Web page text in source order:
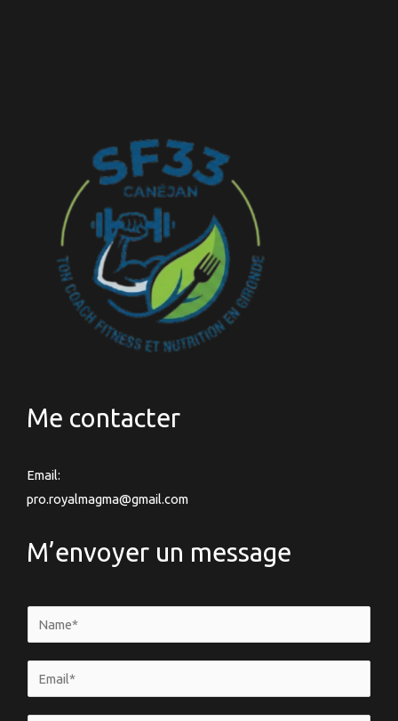
Me contacter
Email:
pro.royalmagma@gmail.com
M’envoyer un message
a
m
*
m